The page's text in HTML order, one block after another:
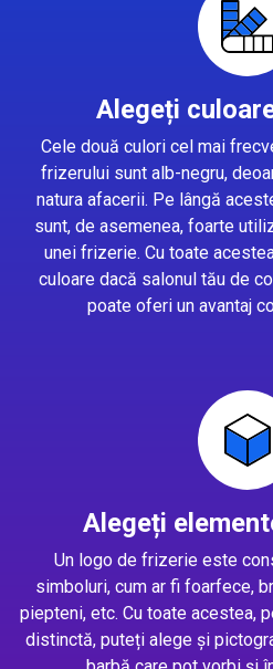
Alegeți
Cele două culori cel mai
frizerului sunt alb-negru,
natura afacerii. Pe lângă
sunt, de asemenea, foarte
unei frizerie. Cu toate
culoare dacă salonul tău de
poate oferi un avantaj
Alegeți
Un logo de frizerie este
simboluri, cum ar fi foarfece,
piepteni, etc. Cu toate acestea,
distinctă, puteți alege și